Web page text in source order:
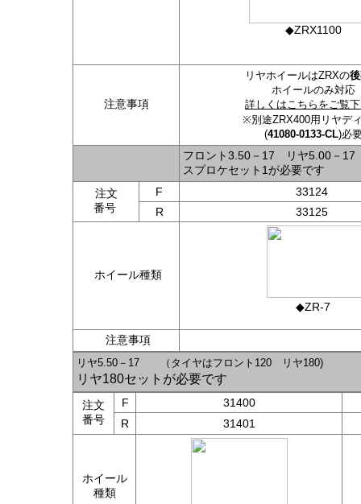
◆ZRX1100
注意事項
リヤホイールはZRXの
ホイールのみ対応
詳しくはこちらをご覧
※別途ZRX400用リヤデ
(41080-0133-CL)必
フロント3.50－17 リヤ5.00
スプロケセット1が必要です
注文
番号
F
33124
R
33125
ホイール種類
◆ZR-7
注意事項
リヤ5.50－17 （タイヤはフロント120 リヤ180)
リヤ180セットが必要です
注文
番号
F
31400
R
31401
ホイール
種類